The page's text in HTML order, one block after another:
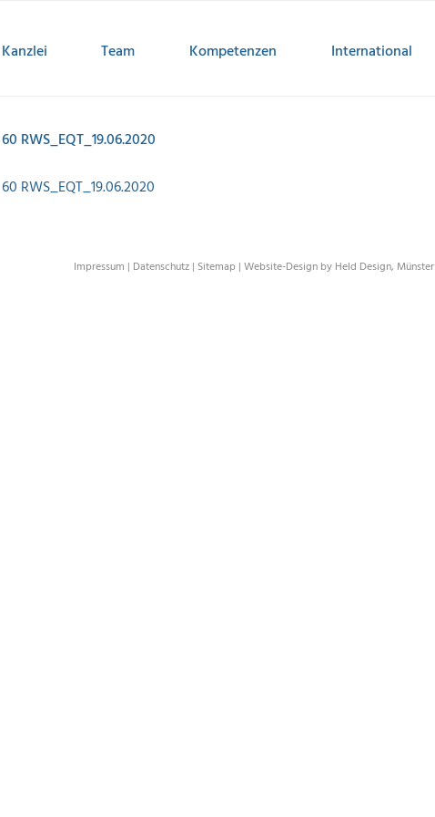
Kanzlei Team Kompetenzen International
60 RWS_EQT_19.06.2020
60 RWS_EQT_19.06.2020
Impressum | Datenschutz| Sitemap| Website-Design by Held Design, Münster